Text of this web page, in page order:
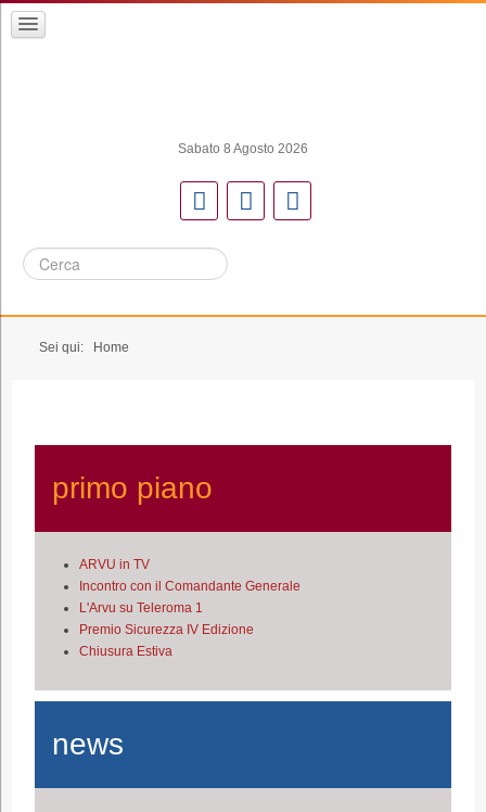
Sabato 8 Agosto 2026
Cerca
Sei qui: Home
primo piano
ARVU in TV
Incontro con il Comandante Generale
L'Arvu su Teleroma 1
Premio Sicurezza IV Edizione
Chiusura Estiva
news